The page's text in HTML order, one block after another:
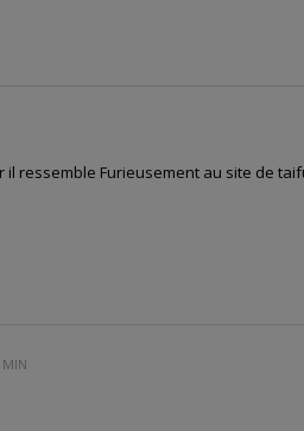
ressemble Furieusement au site de